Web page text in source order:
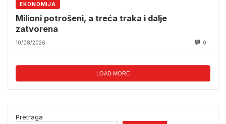
EKONOMIJA
Milioni potrošeni, a treća traka i dalje
zatvorena
10/08/2026 0
LOAD MORE
Pretraga